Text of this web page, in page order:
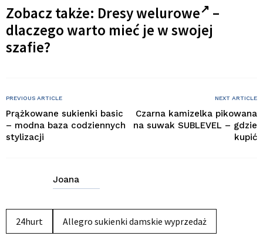
Zobacz także: Dresy welurowe
–
dlaczego warto mieć je w swojej
szafie?
PREVIOUS ARTICLE
Prążkowane sukienki basic
– modna baza codziennych
stylizacji
NEXT ARTICLE
Czarna kamizelka pikowana
na suwak SUBLEVEL – gdzie
kupić
Joana
24hurt Allegro sukienki damskie wyprzedaż